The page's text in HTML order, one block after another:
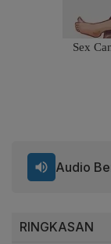
RINGKASAN
Audio